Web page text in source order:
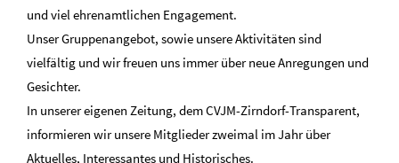
und viel ehrenamtlichen Engagement.
Unser Gruppenangebot, sowie unsere Aktivitäten sind
vielfältig und wir freuen uns immer über neue Anregungen und
Gesichter.
In unserer eigenen Zeitung, dem CVJM-Zirndorf-Transparent,
informieren wir unsere Mitglieder zweimal im Jahr über
Aktuelles, Interessantes und Historisches.